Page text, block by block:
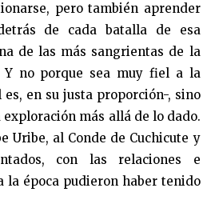
pero también aprender
de cada batalla de esa
de las más sangrientas de la
Y no porque sea muy fiel a la
en su justa proporción-, sino
más allá de lo dado.
Uribe, al Conde de Cuchicute y
con las relaciones e
la época pudieron haber tenido